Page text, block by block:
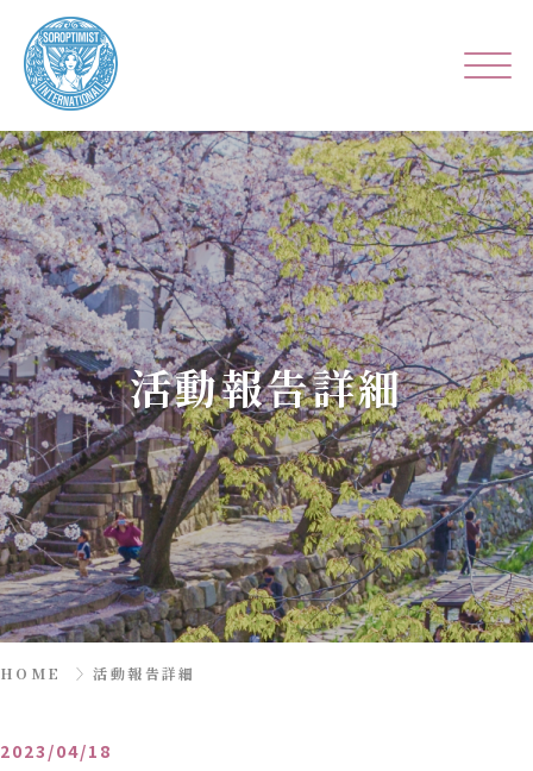
活動報告詳細
HOME 〉活動報告詳細
2023/04/18